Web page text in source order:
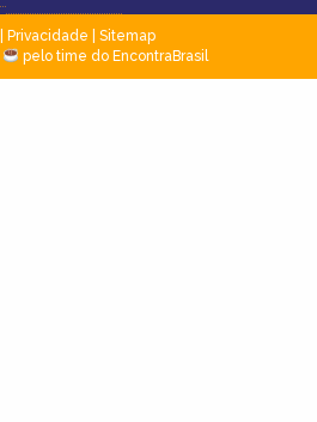
Privacidade
Sitemap
pelo time do EncontraBrasil